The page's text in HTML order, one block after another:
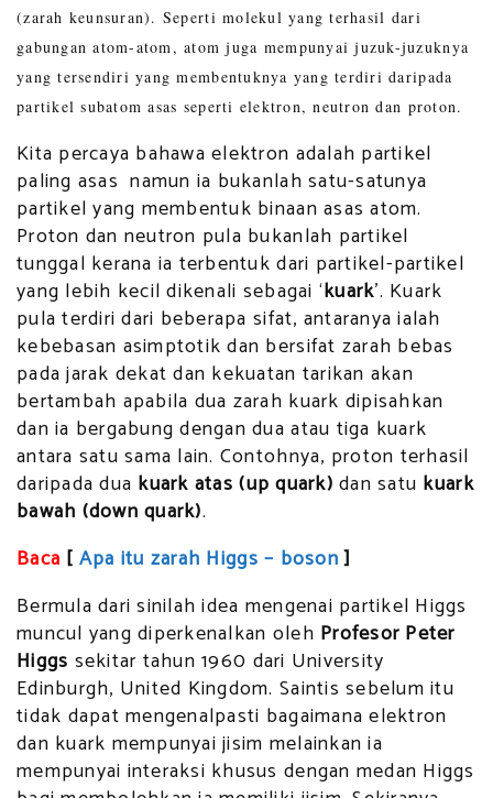
(zarah keunsuran). Seperti molekul yang terhasil dari
gabungan atom-atom, atom juga mempunyai juzuk-juzuknya
yang tersendiri yang membentuknya yang terdiri daripada
partikel subatom asas seperti elektron, neutron dan proton.
Kita percaya bahawa elektron adalah partikel
paling asas namun ia bukanlah satu-satunya
partikel yang membentuk binaan asas atom.
Proton dan neutron pula bukanlah partikel
tunggal kerana ia terbentuk dari partikel-partikel
yang lebih kecil dikenali sebagai ‘kuark’. Kuark
pula terdiri dari beberapa sifat, antaranya ialah
kebebasan asimptotik dan bersifat zarah bebas
pada jarak dekat dan kekuatan tarikan akan
bertambah apabila dua zarah kuark dipisahkan
dan ia bergabung dengan dua atau tiga kuark
antara satu sama lain. Contohnya, proton terhasil
daripada dua kuark atas (up quark) dan satu kuark
bawah (down quark).
Baca [ Apa itu zarah Higgs – boson]
Bermula dari sinilah idea mengenai partikel Higgs
muncul yang diperkenalkan oleh Profesor Peter
Higgs sekitar tahun 1960 dari University
Edinburgh, United Kingdom. Saintis sebelum itu
tidak dapat mengenalpasti bagaimana elektron
dan kuark mempunyai jisim melainkan ia
mempunyai interaksi khusus dengan medan Higgs